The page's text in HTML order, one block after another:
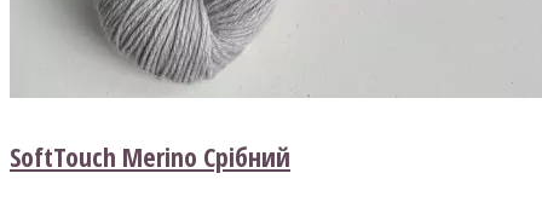
SoftTouch Merino Срібний